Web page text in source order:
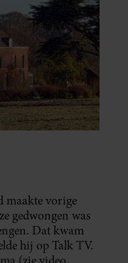
maakte vorige
gedwongen was
Dat kwam
hij op Talk TV.